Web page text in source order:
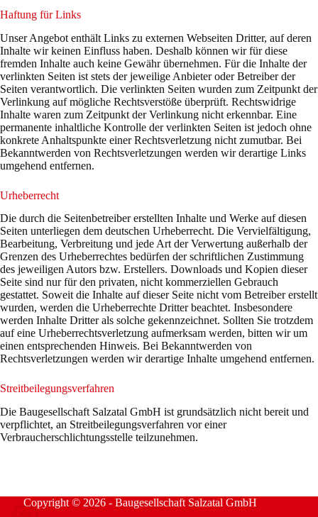
Haftung für Links
Unser Angebot enthält Links zu externen Webseiten Dritter, auf deren
Inhalte wir keinen Einfluss haben. Deshalb können wir für diese
fremden Inhalte auch keine Gewähr übernehmen. Für die Inhalte der
verlinkten Seiten ist stets der jeweilige Anbieter oder Betreiber der
Seiten verantwortlich. Die verlinkten Seiten wurden zum Zeitpunkt der
Verlinkung auf mögliche Rechtsverstöße überprüft. Rechtswidrige
Inhalte waren zum Zeitpunkt der Verlinkung nicht erkennbar. Eine
permanente inhaltliche Kontrolle der verlinkten Seiten ist jedoch ohne
konkrete Anhaltspunkte einer Rechtsverletzung nicht zumutbar. Bei
Bekanntwerden von Rechtsverletzungen werden wir derartige Links
umgehend entfernen.
Urheberrecht
Die durch die Seitenbetreiber erstellten Inhalte und Werke auf diesen
Seiten unterliegen dem deutschen Urheberrecht. Die Vervielfältigung,
Bearbeitung, Verbreitung und jede Art der Verwertung außerhalb der
Grenzen des Urheberrechtes bedürfen der schriftlichen Zustimmung
des jeweiligen Autors bzw. Erstellers. Downloads und Kopien dieser
Seite sind nur für den privaten, nicht kommerziellen Gebrauch
gestattet. Soweit die Inhalte auf dieser Seite nicht vom Betreiber erstellt
wurden, werden die Urheberrechte Dritter beachtet. Insbesondere
werden Inhalte Dritter als solche gekennzeichnet. Sollten Sie trotzdem
auf eine Urheberrechtsverletzung aufmerksam werden, bitten wir um
einen entsprechenden Hinweis. Bei Bekanntwerden von
Rechtsverletzungen werden wir derartige Inhalte umgehend entfernen.
Streitbeilegungsverfahren
Die Baugesellschaft Salzatal GmbH ist grundsätzlich nicht bereit und
verpflichtet, an Streitbeilegungsverfahren vor einer
Verbraucherschlichtungsstelle teilzunehmen.
Copyright © 2026 - Baugesellschaft Salzatal GmbH